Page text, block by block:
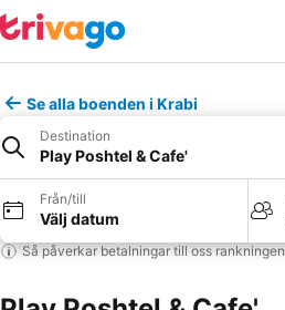
Se alla boenden i Krabi
Destination
Play Poshtel & Cafe'
Från/till
Välj datum
Så påverkar betalningar till oss rankningen